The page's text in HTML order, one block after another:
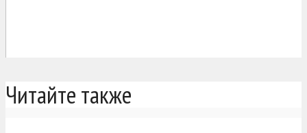
Читайте также